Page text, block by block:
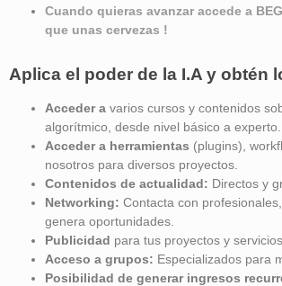
Cuando quieras avanzar accede a
que unas cervezas !
Aplica el poder de la I.A y obtén
Acceder a varios cursos y contenidos
algorítmico, desde nivel básico a experto.
Acceder a herramientas (plugins),
nosotros para diversos proyectos.
Contenidos de actualidad: Directos y
Networking: Contacta con
genera oportunidades.
Publicidad para tus proyectos y servicios.
Acceso a grupos: Especializados para
Posibilidad de generar ingresos